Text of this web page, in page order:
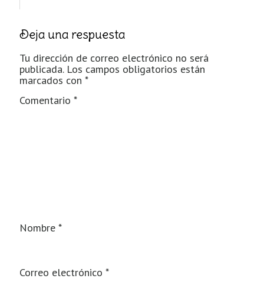
Deja una respuesta
Tu dirección de correo electrónico no será
publicada. Los campos obligatorios están
marcados con *
Comentario *
Nombre *
Correo electrónico *